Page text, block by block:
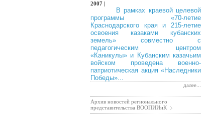
2007 |
В рамках краевой целевой
программы «70-летие
Краснодарского края и 215-летие
освоения казаками кубанских
земель» совместно с
педагогическим центром
«Каникулы» и Кубанским казачьим
войском проведена военно-
патриотическая акция «Наследники
Победы»...
далее...
Архив новостей регионального
представительства ВООПИИиК